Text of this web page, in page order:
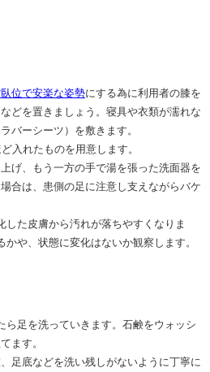
位で安楽な姿勢にする為に利用者の膝を
どを置きましょう。寝具や衣類が濡れな
バーシーツ）を敷きます。
入れたものを用意します。
げ、もう一方の手で湯を張った洗面器を
合は、患側の足に注意し支えながらバケ
した皮膚から汚れが落ちやすくなりま
や、状態に変化はないか観察します。
ら足を洗っていきます。石鹸をウォッシ
ます。
足底などを洗い残しがないように丁寧に